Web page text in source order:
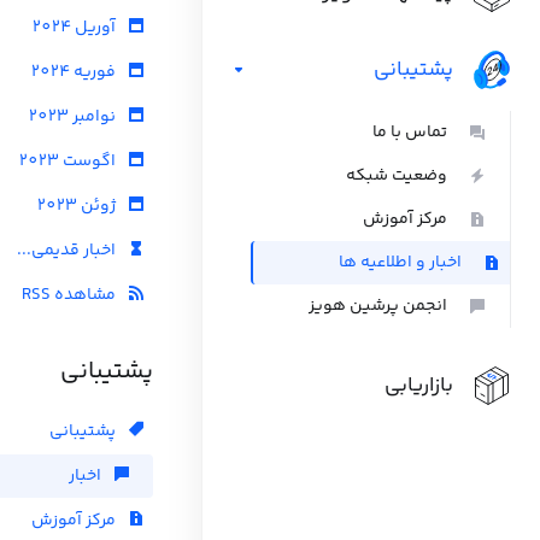
پشتیبانی
تماس با ما
وضعیت شبکه
مرکز آموزش
اخبار و اطلاعیه ها
انجمن پرشین هویز
بازاریابی
آوریل 2024
فوریه 2024
نوامبر 2023
اگوست 2023
ژوئن 2023
اخبار قدیمی...
مشاهده RSS
پشتیبانی
پشتیبانی
اخبار
مرکز آموزش